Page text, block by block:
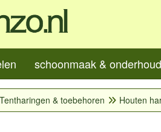
schoonmaak &
& toebehoren Houten